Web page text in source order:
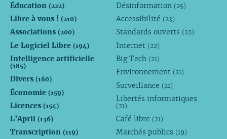
Éducation (222)
Libre à vous ! (210)
Associations (200)
Le Logiciel Libre (194)
Intelligence artificielle
(185)
Divers (160)
Économie (159)
Licences (154)
L’April (136)
Transcription (119)
Désinformation (25)
Accessibilité (23)
Standards ouverts (22)
Internet (22)
Big Tech (21)
Environnement (21)
Surveillance (21)
Libertés informatiques
(21)
Café libre (21)
Marchés publics (19)